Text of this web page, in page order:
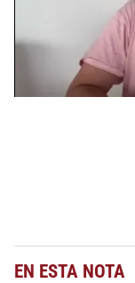
EN ESTA NOTA